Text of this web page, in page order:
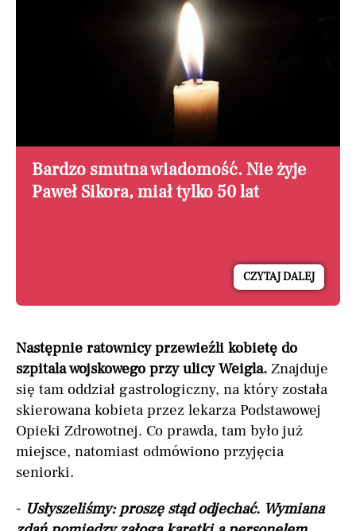
Bardzo smutna wiadomość. Nie żyje
Paweł Sikora, miał tylko 50 lat
CZYTAJ DALEJ
Następnie ratownicy przewieźli kobietę do
szpitala wojskowego przy ulicy Weigla. Znajduje
się tam oddział gastrologiczny, na który została
skierowana kobieta przez lekarza Podstawowej
Opieki Zdrowotnej. Co prawda, tam było już
miejsce, natomiast odmówiono przyjęcia
seniorki.
- Usłyszeliśmy: proszę stąd odjechać. Wymiana